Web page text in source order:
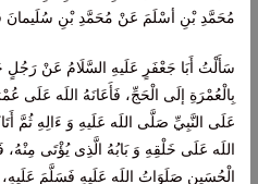
مُحَمَّدِ بْنِ أسْلَمَ عَنْ مُحَمَّدِ بْنِ سُلَیمانَ
سَأَلْتُ أَبَا جَعْفَرٍ عَلَیهِ السَّلَامُ عَنْ رَجُلٍ
بِالْعُمْرَةِ إلَی الْحَجِّ، فَأَعَانَهُ اللَه عَلَی
عَلَی النَّبِيِّ صَلَّی اللَه عَلَیهِ وَ ءَالِهِ ثُمَّ
اللَه عَلَی خَلْقِهِ وَ بَابُهُ الَّذِی يُؤْتَی مِنْهُ،
الْحُسَینِ صَلَوَاتُ اللَه عَلَیهِ فَسَلَّمَ